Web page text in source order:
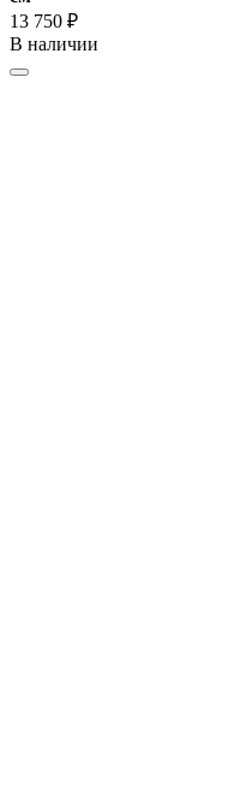
13 750 ₽
В наличии